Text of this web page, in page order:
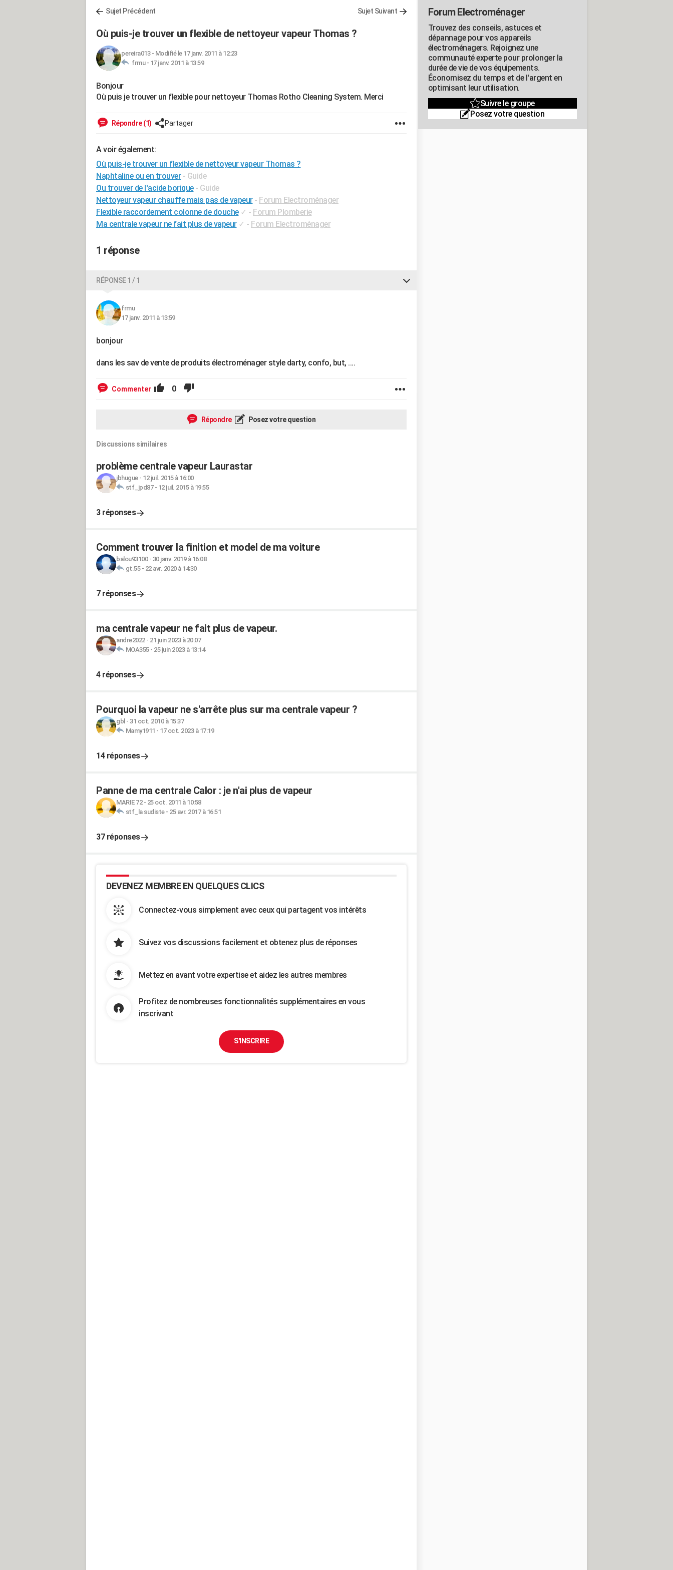
Sujet Précédent Sujet Suivant
Où puis-je trouver un flexible de nettoyeur vapeur Thomas ?
pereira013- Modifié le 17 janv. 2011 à 12:23
frmu - 17 janv. 2011 à 13:59
Bonjour
Où puis je trouver un flexible pour nettoyeur Thomas Rotho Cleaning System. Merci
Répondre (1) Partager
A voir également:
Où puis-je trouver un flexible de nettoyeur vapeur Thomas ?
Naphtaline ou en trouver - Guide
Ou trouver de l'acide borique - Guide
Nettoyeur vapeur chauffe mais pas de vapeur - Forum Electroménager
Flexible raccordement colonne de douche ✓ - Forum Plomberie
Ma centrale vapeur ne fait plus de vapeur ✓ - Forum Electroménager
1 réponse
RÉPONSE 1 / 1
frmu
17 janv. 2011 à 13:59
bonjour
dans les sav de vente de produits électroménager style darty, confo, but, ....
Commenter 0
Répondre Posez votre question
Discussions similaires
problème centrale vapeur Laurastar
jbhugue- 12 juil. 2015 à 16:00
stf_jpd87- 12 juil. 2015 à 19:55
3 réponses
Comment trouver la finition et model de ma voiture
balou93100- 30 janv. 2019 à 16:08
gt.55- 22 avr. 2020 à 14:30
7 réponses
ma centrale vapeur ne fait plus de vapeur.
andre2022- 21 juin 2023 à 20:07
MOA355- 25 juin 2023 à 13:14
4 réponses
Pourquoi la vapeur ne s'arrête plus sur ma centrale vapeur ?
gbl - 31 oct. 2010 à 15:37
Mamy1911 - 17 oct. 2023 à 17:19
14 réponses
Panne de ma centrale Calor : je n'ai plus de vapeur
MARIE 72- 25 oct. 2011 à 10:58
stf_la sudiste- 25 avr. 2017 à 16:51
37 réponses
DEVENEZ MEMBRE EN QUELQUES CLICS
Connectez-vous simplement avec ceux qui partagent vos intérêts
Suivez vos discussions facilement et obtenez plus de réponses
Mettez en avant votre expertise et aidez les autres membres
Profitez de nombreuses fonctionnalités supplémentaires en vous
inscrivant
S'INSCRIRE
Forum Electroménager
Trouvez des conseils, astuces et
dépannage pour vos appareils
électroménagers. Rejoignez une
communauté experte pour prolonger la
durée de vie de vos équipements.
Économisez du temps et de l'argent en
optimisant leur utilisation.
Suivre le groupe
Posez votre question